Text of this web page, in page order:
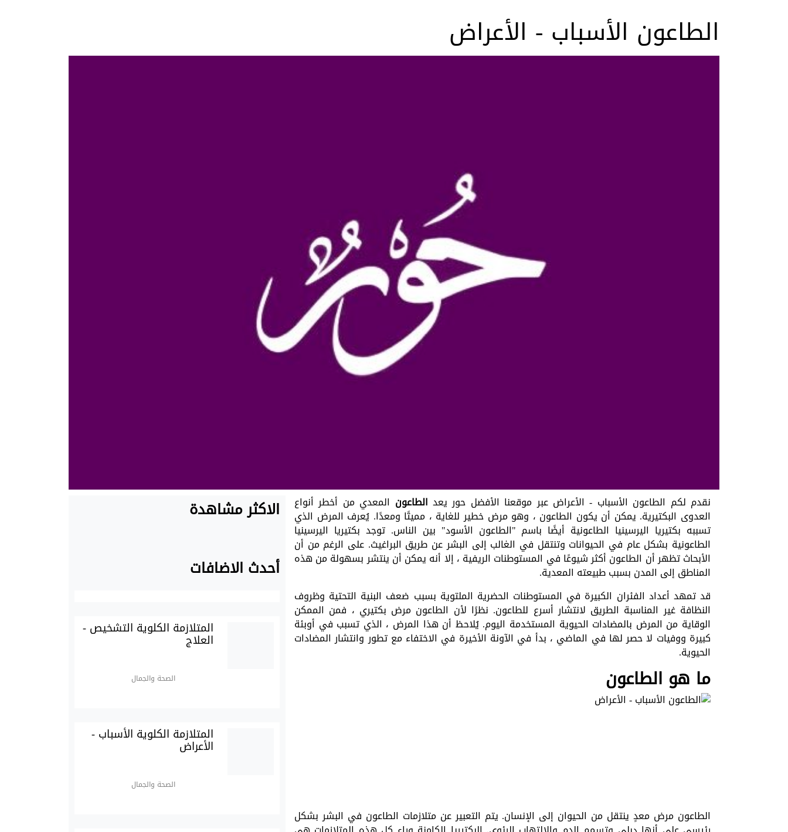
الطاعون الأسباب - الأعراض
نقدم لكم الطاعون الأسباب - الأعراض عبر موقعنا الأفضل حور يعد الطاعون المعدي من أخطر أنواع
العدوى البكتيرية. يمكن أن يكون الطاعون ، وهو مرض خطير للغاية ، مميتًا ومعدًا. يُعرف المرض الذي
تسببه بكتيريا اليرسينيا الطاعونية أيضًا باسم "الطاعون الأسود" بين الناس. توجد بكتيريا اليرسينيا
الطاعونية بشكل عام في الحيوانات وتنتقل في الغالب إلى البشر عن طريق البراغيث. على الرغم من أن
الأبحاث تظهر أن الطاعون أكثر شيوعًا في المستوطنات الريفية ، إلا أنه يمكن أن ينتشر بسهولة من هذه
المناطق إلى المدن بسبب طبيعته المعدية.
قد تمهد أعداد الفئران الكبيرة في المستوطنات الحضرية الملتوية بسبب ضعف البنية التحتية وظروف
النظافة غير المناسبة الطريق لانتشار أسرع للطاعون. نظرًا لأن الطاعون مرض بكتيري ، فمن الممكن
الوقاية من المرض بالمضادات الحيوية المستخدمة اليوم. يُلاحظ أن هذا المرض ، الذي تسبب في أوبئة
كبيرة ووفيات لا حصر لها في الماضي ، بدأ في الآونة الأخيرة في الاختفاء مع تطور وانتشار المضادات
الحيوية.
ما هو الطاعون
الطاعون مرض معدٍ ينتقل من الحيوان إلى الإنسان. يتم التعبير عن متلازمات الطاعون في البشر بشكل
الاكثر مشاهدة
أحدث الاضافات
المتلازمة الكلوية التشخيص -
العلاج
الصحة والجمال
المتلازمة الكلوية الأسباب -
الأعراض
الصحة والجمال